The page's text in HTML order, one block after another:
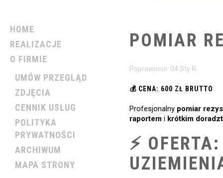
HOME
REALIZACJE
O FIRMIE
UMÓW PRZEGLĄD
ZDJĘCIA
CENNIK USŁUG
POLITYKA
PRYWATNOŚCI
ARCHIWUM
MAPA STRONY
POMIAR
Poprawiono: 04 Sty R
💰 CENA: 600 ZŁ BRUTTO
Profesjonalny pomiar
raportemi krótkim
⚡